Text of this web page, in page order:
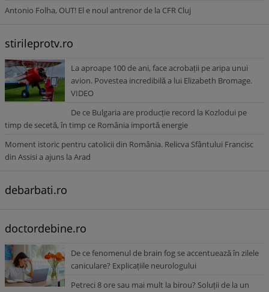
Antonio Folha, OUT! El e noul antrenor de la CFR Cluj
stirileprotv.ro
La aproape 100 de ani, face acrobații pe aripa unui
avion. Povestea incredibilă a lui Elizabeth Bromage.
VIDEO
De ce Bulgaria are producție record la Kozlodui pe
timp de secetă, în timp ce România importă energie
Moment istoric pentru catolicii din România. Relicva Sfântului Francisc
din Assisi a ajuns la Arad
debarbati.ro
doctordebine.ro
De ce fenomenul de brain fog se accentuează în zilele
caniculare? Explicațiile neurologului
Petreci 8 ore sau mai mult la birou? Soluții de la un